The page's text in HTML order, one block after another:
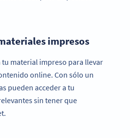
impresos
tu material impreso para llevar
online. Con sólo un
pueden acceder a tu
sin tener que